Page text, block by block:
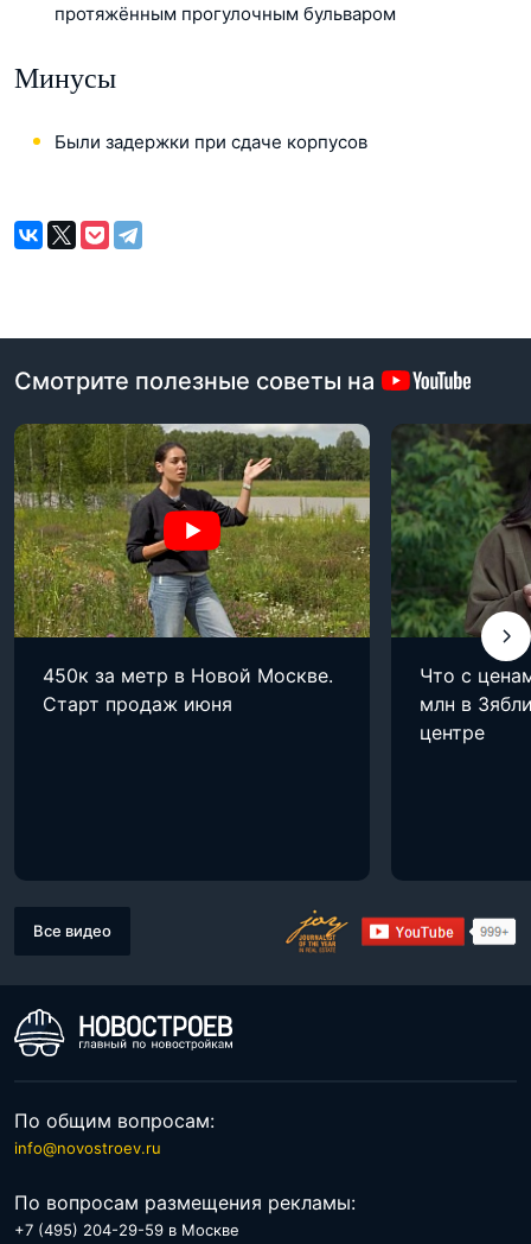
протяжённым прогулочным бульваром
Минусы
Были задержки при сдаче корпусов
Смотрите полезные советы на
450к за метр в Новой Москве.
Старт продаж июня
Что с
млн в
центре
Все видео
По общим вопросам:
info@novostroev.ru
По вопросам размещения рекламы:
+7 (495) 204-29-59 в Москве